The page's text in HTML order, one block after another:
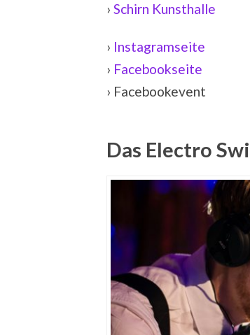
› Schirn Kunsthalle
› Instagramseite
› Facebookseite
› Facebookevent
Das Electro